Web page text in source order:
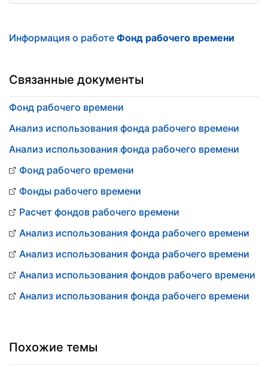
Информация о работе Фонд рабочего времени
Связанные документы
Фонд рабочего времени
Анализ использования фонда рабочего времени
Анализ использования фонда рабочего времени
Фонд рабочего времени
Фонды рабочего времени
Расчет фондов рабочего времени
Анализ использования фонда рабочего времени
Анализ использования фонда рабочего времени
Анализ использования фондов рабочего времени
Анализ использования фонда рабочего времени
Похожие темы